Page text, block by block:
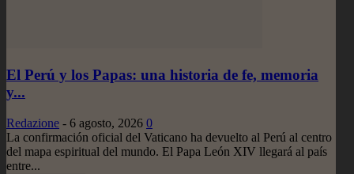
El Perú y los Papas: una historia de fe, memoria
y...
Redazione - 6 agosto, 2026 0
La confirmación oficial del Vaticano ha devuelto al Perú al centro
del mapa espiritual del mundo. El Papa León XIV llegará al país
entre...